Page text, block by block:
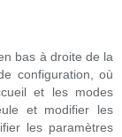
bas à droite de la
configuration
où
et les modes
et modifier les
les paramètres